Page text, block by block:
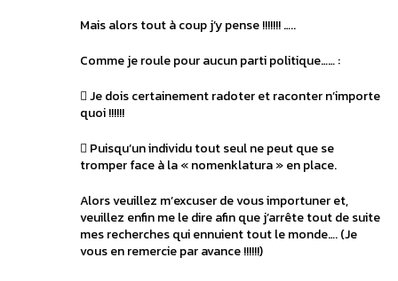
Mais alors tout à coup j’y pense !!!!!!! …..
Comme je roule pour aucun parti politique…… :
 Je dois certainement radoter et raconter n’importe
quoi !!!!!!
 Puisqu’un individu tout seul ne peut que se
tromper face à la « nomenklatura » en place.
Alors veuillez m’excuser de vous importuner et,
veuillez enfin me le dire afin que j’arrête tout de suite
mes recherches qui ennuient tout le monde…. (Je
vous en remercie par avance !!!!!!)